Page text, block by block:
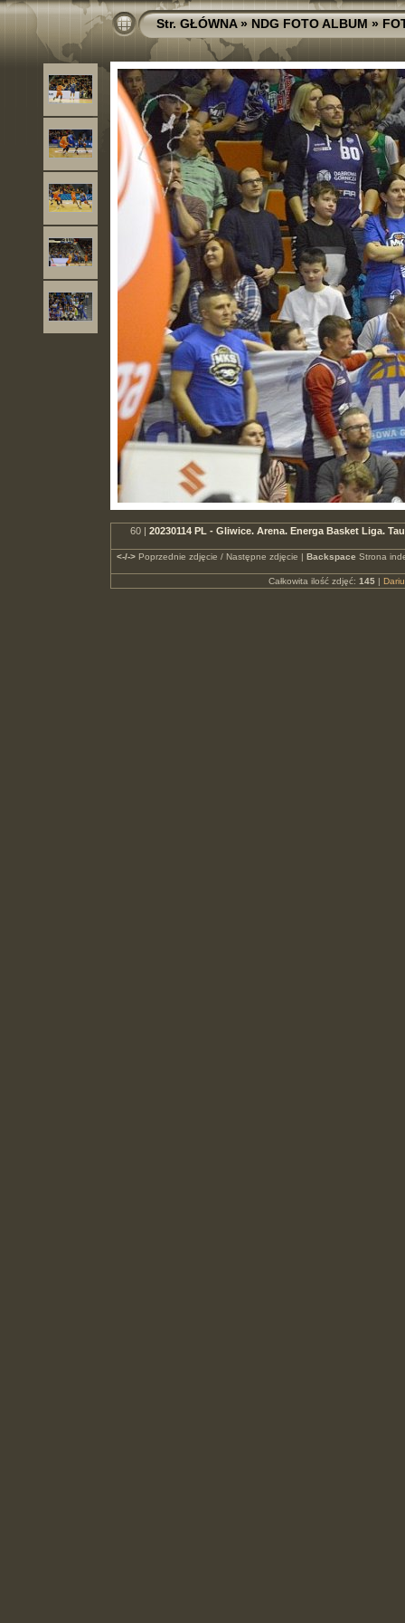
Str. GŁÓWNA»NDG FOTO ALBUM»
60 | 20230114 PL - Gliwice. Arena. Energa Basket Liga.
<-/->Poprzednie zdjęcie / Następne zdjęcie | Backspace Strona
Całkowita ilość zdjęć: 145|